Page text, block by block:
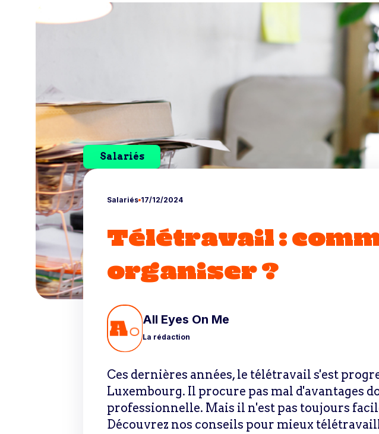
Salariés
Salariés 17/12/2024
Télétravail :
organiser ?
All Eyes On Me
La rédaction
Ces dernières années, le télétravail s'est
Luxembourg. Il procure pas mal d'avantages
professionnelle. Mais il n'est pas toujours
Découvrez nos conseils pour mieux